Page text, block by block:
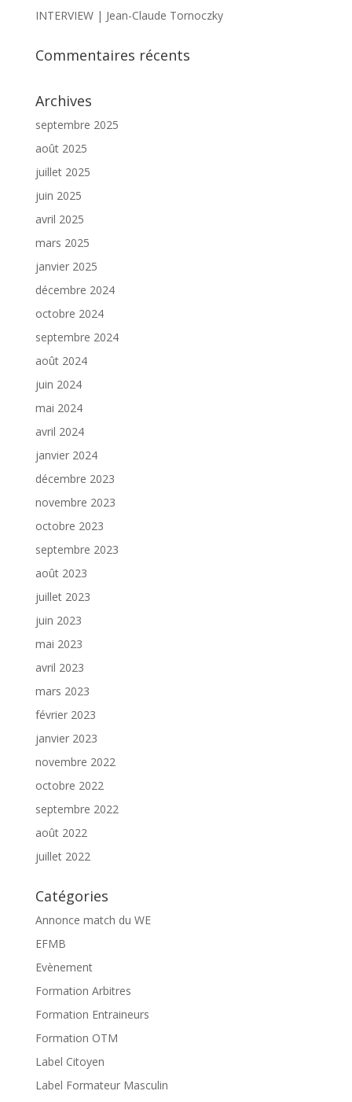
INTERVIEW | Jean-Claude Tornoczky
Commentaires récents
Archives
septembre 2025
août 2025
juillet 2025
juin 2025
avril 2025
mars 2025
janvier 2025
décembre 2024
octobre 2024
septembre 2024
août 2024
juin 2024
mai 2024
avril 2024
janvier 2024
décembre 2023
novembre 2023
octobre 2023
septembre 2023
août 2023
juillet 2023
juin 2023
mai 2023
avril 2023
mars 2023
février 2023
janvier 2023
novembre 2022
octobre 2022
septembre 2022
août 2022
juillet 2022
Catégories
Annonce match du WE
EFMB
Evènement
Formation Arbitres
Formation Entraineurs
Formation OTM
Label Citoyen
Label Formateur Masculin